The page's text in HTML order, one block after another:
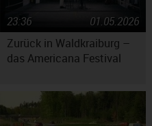
Zurück in Waldkraiburg –
das Americana Festival
01.05.2026
23:36